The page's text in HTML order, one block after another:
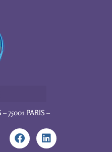
75001 PARIS –